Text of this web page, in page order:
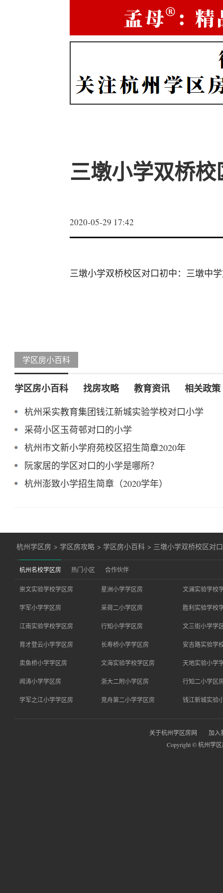
三墩小学双桥
2020-05-29 17:42
三墩小学双桥校区对口初中：三墩中
学区房小百科
学区房小百科 找房攻略 教育资讯 相关政策
杭州采实教育集团钱江新城实验学校对口小学
采荷小区玉荷邨对口的小学
杭州市文新小学府苑校区招生简章2020年
阮家居的学区对口的小学是哪所？
杭州澎致小学招生简章（2020学年）
杭州学区房 > 学区房攻略 > 学区房小百科 > 三墩小学双桥校区对
杭州名校学区房 热门小区 合作伙伴
崇文实验学校学区房 星洲小学学区房 文澜实验学校
学军小学学区房 采荷二小学区房 胜利实验学校
江南实验学校学区房 行知小学学区房 文三街小学学
育才登云小学学区房 长寿桥小学学区房 安吉路实验学
卖鱼桥小学学区房 文海实验学校学区房 天地实验小学
闻涛小学学区房 浙大二附小学区房 行知二小学区
学军之江小学学区房 竞舟第二小学学区房 钱江新城实验
关于杭州学区房网
加入
Copyright © 杭州学